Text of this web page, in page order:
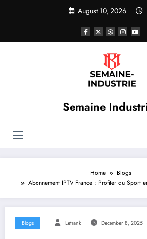
August 10, 2026
Semaine
Home
Blogs
Abonnement IPTV France : Profiter du Sport
Blogs Letrank December 8, 2025